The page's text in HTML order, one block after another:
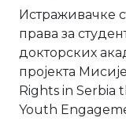
Истраживачке
права за
докторских
пројекта
Rights in Serbia
Youth